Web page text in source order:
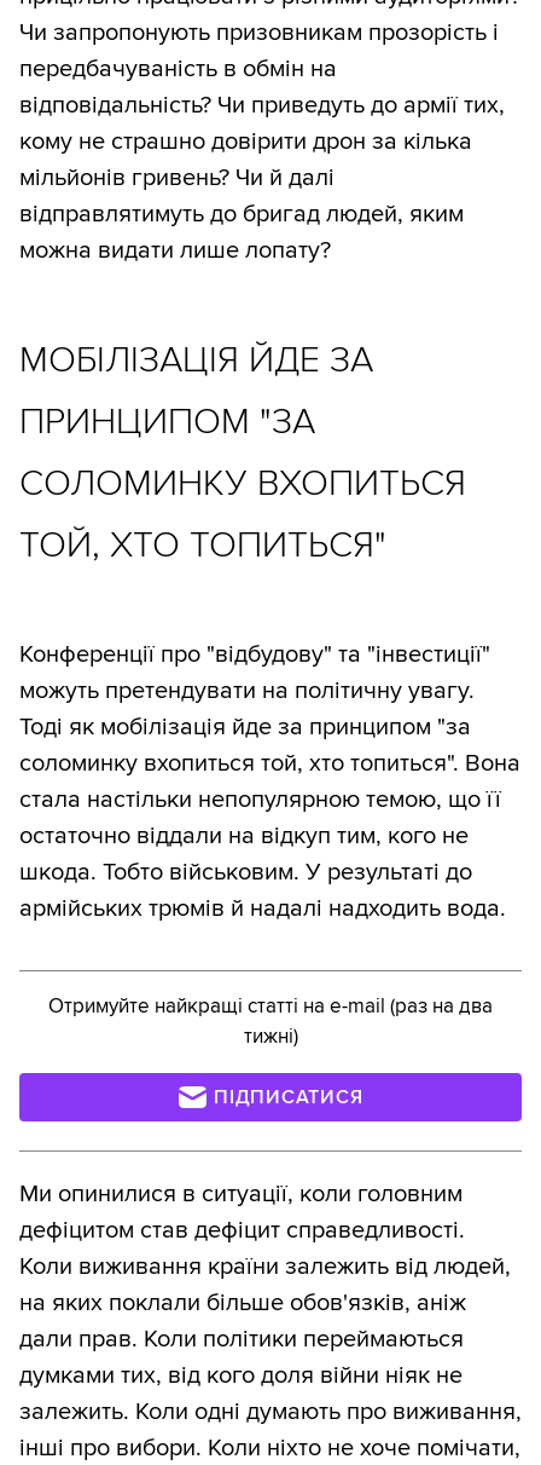
Чи запропонують призовникам прозорість і
передбачуваність в обмін на
відповідальність? Чи приведуть до армії тих,
кому не страшно довірити дрон за кілька
мільйонів гривень? Чи й далі
відправлятимуть до бригад людей, яким
можна видати лише лопату?
МОБІЛІЗАЦІЯ ЙДЕ ЗА
ПРИНЦИПОМ "ЗА
СОЛОМИНКУ ВХОПИТЬСЯ
ТОЙ, ХТО ТОПИТЬСЯ"
Конференції про "відбудову" та "інвестиції"
можуть претендувати на політичну увагу.
Тоді як мобілізація йде за принципом "за
соломинку вхопиться той, хто топиться". Вона
стала настільки непопулярною темою, що її
остаточно віддали на відкуп тим, кого не
шкода. Тобто військовим. У результаті до
армійських трюмів й надалі надходить вода.
Отримуйте найкращі статті на e-mail (раз на два
тижні)
ПІДПИСАТИСЯ
Ми опинилися в ситуації, коли головним
дефіцитом став дефіцит справедливості.
Коли виживання країни залежить від людей,
на яких поклали більше обов'язків, аніж
дали прав. Коли політики переймаються
думками тих, від кого доля війни ніяк не
залежить. Коли одні думають про виживання,
інші про вибори. Коли ніхто не хоче помічати,